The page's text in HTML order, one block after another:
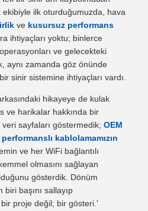
ilk oturduğumuzda, hava
ve kusursuz performans
ihtiyaçları yoktu; binlerce
ve gelecekteki
aynı zamanda göz önünde
sinir sistemine ihtiyaçları vardı.
hikayeye de kulak
ve harikalar hakkında bir
sayfaları göstermedik; OEM
kablolamamızın
ve her WiFi bağlantılı
olmasını sağlayan
gösterdik. Dönüm
başını sallayıp
proje değil; bir gösteri.'